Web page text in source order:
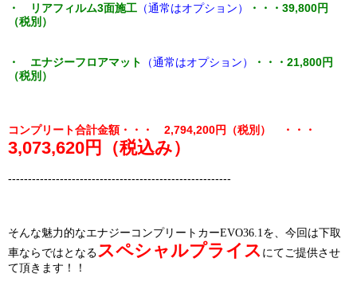
・ リアフィルム3面施工 （通常はオプション）
・・・39,800円
（税別）
・ エナジーフロアマット （通常はオプション）
・・・21,800円
（税別）
コンプリート合計金額・・・ 2,794,200円（税別） ・・・
3,073,620円（税込み）
--------------------------------------------------------
そんな魅力的なエナジーコンプリートカーEVO36.1を、今回は下取
車ならではとなる スペシャルプライス にてご提供させ
て頂きます！！